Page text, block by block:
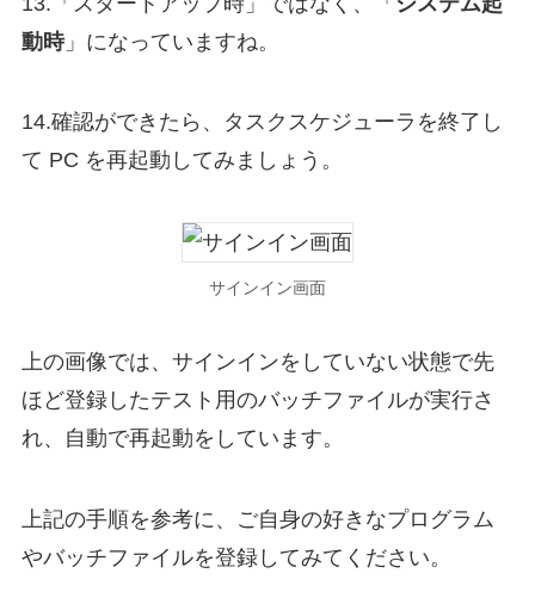
動時」になっていますね。
14.確認ができたら、タスクスケジューラを終了し
て PC を再起動してみましょう。
サインイン画面
上の画像では、サインインをしていない状態で先
ほど登録したテスト用のバッチファイルが実行さ
れ、自動で再起動をしています。
上記の手順を参考に、ご自身の好きなプログラム
やバッチファイルを登録してみてください。